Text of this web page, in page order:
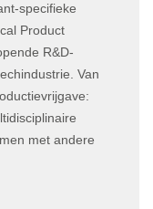
specifieke
Product
R&D-
Van
met andere